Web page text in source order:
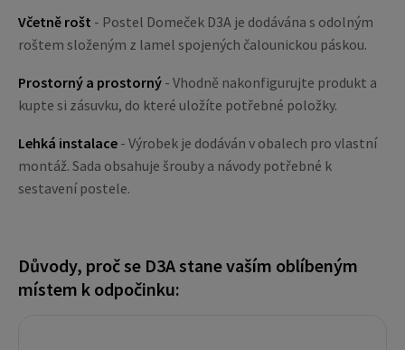
Včetně rošt - Postel Domeček D3A je dodávána s odolným
roštem složeným z lamel spojených čalounickou páskou.
Prostorný a prostorný - Vhodně nakonfigurujte produkt a
kupte si zásuvku, do které uložíte potřebné položky.
Lehká instalace - Výrobek je dodáván v obalech pro vlastní
montáž. Sada obsahuje šrouby a návody potřebné k
sestavení postele.
Důvody, proč se D3A stane vaším oblíbeným
místem k odpočinku: